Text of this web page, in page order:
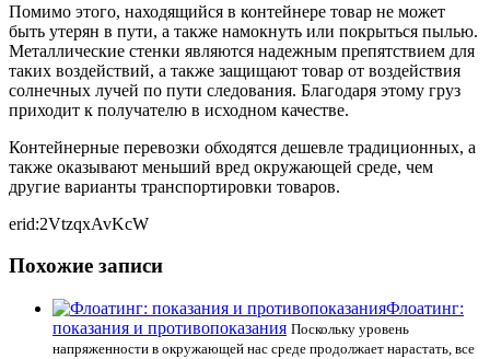
Помимо этого, находящийся в контейнере товар не может
быть утерян в пути, а также намокнуть или покрыться пылью.
Металлические стенки являются надежным препятствием для
таких воздействий, а также защищают товар от воздействия
солнечных лучей по пути следования. Благодаря этому груз
приходит к получателю в исходном качестве.
Контейнерные перевозки обходятся дешевле традиционных, а
также оказывают меньший вред окружающей среде, чем
другие варианты транспортировки товаров.
erid:2VtzqxAvKcW
Похожие записи
Флоатинг:
показания и противопоказания Поскольку уровень
напряженности в окружающей нас среде продолжает нарастать, все